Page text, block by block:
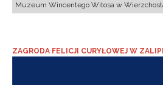
Muzeum Wincentego Witosa w
ZAGRODA FELICJI CURYŁOWEJ W